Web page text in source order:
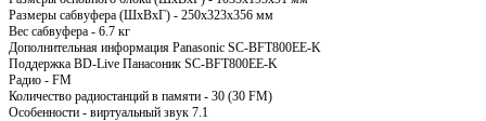
Размеры сабвуфера (ШxВxГ) - 250x323x356 мм
Вес сабвуфера - 6.7 кг
Дополнительная информация Panasonic SC-BFT800EE-K
Поддержка BD-Live Панасоник SC-BFT800EE-K
Радио - FM
Количество радиостанций в памяти - 30 (30 FM)
Особенности - виртуальный звук 7.1